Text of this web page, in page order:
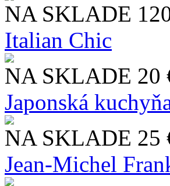
NA SKLADE
Italian Chic
NA SKLADE 20
Japonská
NA SKLADE 25
Jean-Michel